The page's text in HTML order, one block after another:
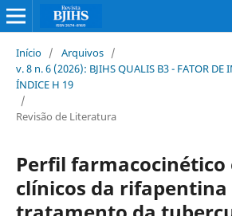
Início / Arquivos /
v. 8 n. 6 (2026): BJIHS QUALIS B3 - FATOR DE
ÍNDICE H 19
/
Revisão de Literatura
Perfil farmacocinético
clínicos da rifapentina